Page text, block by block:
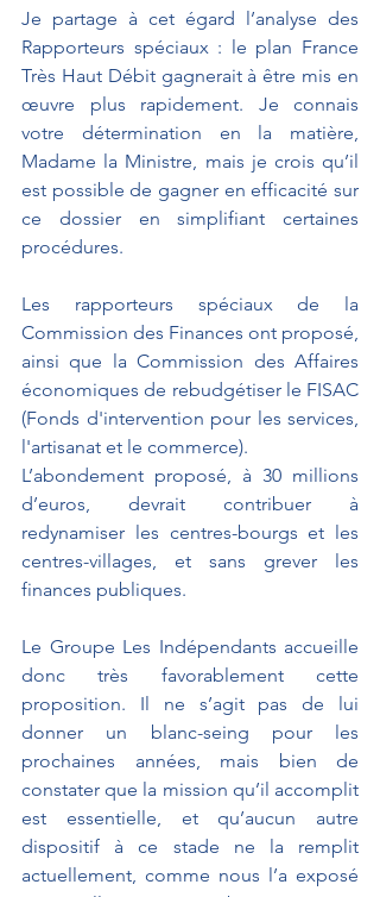
Je partage à cet égard l’analyse des
Rapporteurs spéciaux : le plan France
Très Haut Débit gagnerait à être mis en
œuvre plus rapidement. Je connais
votre détermination en la matière,
Madame la Ministre, mais je crois qu’il
est possible de gagner en efficacité sur
ce dossier en simplifiant certaines
procédures.
Les rapporteurs spéciaux de la
Commission des Finances ont proposé,
ainsi que la Commission des Affaires
économiques de rebudgétiser le FISAC
(Fonds d'intervention pour les services,
l'artisanat et le commerce).
L’abondement proposé, à 30 millions
d’euros, devrait contribuer à
redynamiser les centres-bourgs et les
centres-villages, et sans grever les
finances publiques.
Le Groupe Les Indépendants accueille
donc très favorablement cette
proposition. Il ne s’agit pas de lui
donner un blanc-seing pour les
prochaines années, mais bien de
constater que la mission qu’il accomplit
est essentielle, et qu’aucun autre
dispositif à ce stade ne la remplit
actuellement, comme nous l’a exposé